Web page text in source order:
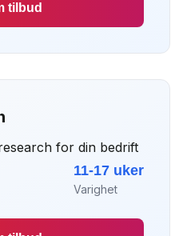
tilbud
for din bedrift
11-17 uker
Varighet